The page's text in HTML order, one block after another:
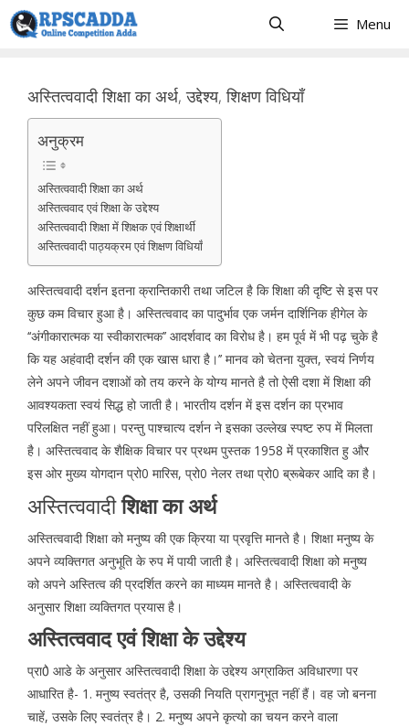
Skip
to
Menu
अस्तित्ववादी शिक्षा का अर्थ, उद्देश्य, शिक्षण विधियाँ
अनुक्रम
अस्तित्ववादी शिक्षा का अर्थ
अस्तित्ववाद एवं शिक्षा के उद्देश्य
अस्तित्ववादी शिक्षा में शिक्षक एवं शिक्षार्थी
अस्तित्ववादी पाठ्यक्रम एवं शिक्षण विधियाँ
अस्तित्ववादी दर्शन इतना क्रान्तिकारी तथा जटिल है कि शिक्षा की दृष्टि से इस पर
कुछ कम विचार हुआ है। अस्तित्ववाद का पादुर्भाव एक जर्मन दार्शिनिक हीगेल के
‘‘अंगीकारात्मक या स्वीकारात्मक’’ आदर्शवाद का विरोध है। हम पूर्व में भी पढ़ चुके है
कि यह अहंवादी दर्शन की एक खास धारा है।’’ मानव को चेतना युक्त, स्वयं निर्णय
लेने अपने जीवन दशाओं को तय करने के योग्य मानते है तो ऐसी दशा में शिक्षा की
आवश्यकता स्वयं सिद्ध हो जाती है। भारतीय दर्शन में इस दर्शन का प्रभाव
परिलक्षित नहीं हुआ। परन्तु पाश्चात्य दर्शन ने इसका उल्लेख स्पष्ट रुप में मिलता
है। अस्तित्ववाद के शैक्षिक विचार पर प्रथम पुस्तक 1958 में प्रकाशित हु और
इस ओर मुख्य योगदान प्रो0 मारिस, प्रो0 नेलर तथा प्रो0 ब्रूबेकर आदि का है।
अस्तित्ववादीशिक्षा का अर्थ
अस्तित्ववादी शिक्षा को मनुष्य की एक क्रिया या प्रवृत्ति मानते है। शिक्षा मनुष्य के
अपने व्यक्तिगत अनुभूति के रुप में पायी जाती है। अस्तित्ववादी शिक्षा को मनुष्य
को अपने अस्तित्व की प्रदर्शित करने का माध्यम मानते है। अस्तित्ववादी के
अनुसार शिक्षा व्यक्तिगत प्रयास है।
अस्तित्ववाद एवं शिक्षा के उद्देश्य
प्रा0े आडे के अनुसार अस्तित्ववादी शिक्षा के उद्देश्य अग्राकित अविधारणा पर
आधारित है- 1. मनुष्य स्वतंत्र है, उसकी नियति प्रागनुभूत नहीं हैं। वह जो बनना
चाहें, उसके लिए स्वतंत्र है। 2. मनुष्य अपने कृत्यो का चयन करने वाला